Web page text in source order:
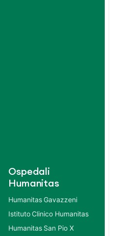
Ospedali
Humanitas
Humanitas Gavazzeni
Istituto Clinico Humanitas
Humanitas San Pio X